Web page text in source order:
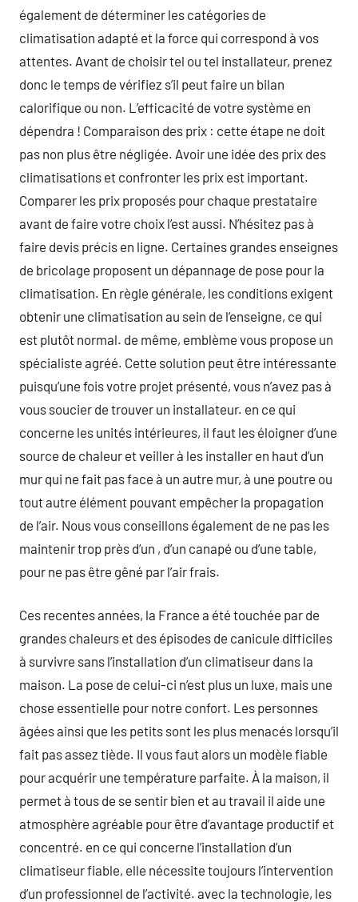
également de déterminer les catégories de
climatisation adapté et la force qui correspond à vos
attentes. Avant de choisir tel ou tel installateur, prenez
donc le temps de vérifiez s’il peut faire un bilan
calorifique ou non. L’efficacité de votre système en
dépendra ! Comparaison des prix : cette étape ne doit
pas non plus être négligée. Avoir une idée des prix des
climatisations et confronter les prix est important.
Comparer les prix proposés pour chaque prestataire
avant de faire votre choix l’est aussi. N’hésitez pas à
faire devis précis en ligne. Certaines grandes enseignes
de bricolage proposent un dépannage de pose pour la
climatisation. En règle générale, les conditions exigent
obtenir une climatisation au sein de l’enseigne, ce qui
est plutôt normal. de même, emblème vous propose un
spécialiste agréé. Cette solution peut être intéressante
puisqu’une fois votre projet présenté, vous n’avez pas à
vous soucier de trouver un installateur. en ce qui
concerne les unités intérieures, il faut les éloigner d’une
source de chaleur et veiller à les installer en haut d’un
mur qui ne fait pas face à un autre mur, à une poutre ou
tout autre élément pouvant empêcher la propagation
de l’air. Nous vous conseillons également de ne pas les
maintenir trop près d’un , d’un canapé ou d’une table,
pour ne pas être gêné par l’air frais.
Ces recentes années, la France a été touchée par de
grandes chaleurs et des épisodes de canicule difficiles
à survivre sans l’installation d’un climatiseur dans la
maison. La pose de celui-ci n’est plus un luxe, mais une
chose essentielle pour notre confort. Les personnes
âgées ainsi que les petits sont les plus menacés lorsqu’il
fait pas assez tiède. Il vous faut alors un modèle fiable
pour acquérir une température parfaite. À la maison, il
permet à tous de se sentir bien et au travail il aide une
atmosphère agréable pour être d’avantage productif et
concentré. en ce qui concerne l’installation d’un
climatiseur fiable, elle nécessite toujours l’intervention
d’un professionnel de l’activité. avec la technologie, les